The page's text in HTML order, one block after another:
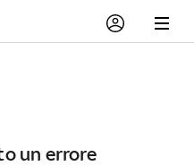
un errore